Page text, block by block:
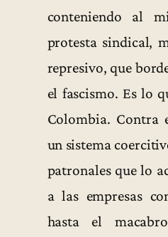
conteniendo al
protesta sindical,
represivo, que
el fascismo. Es lo
Colombia. Contra
un sistema
patronales que lo
a las empresas
hasta el